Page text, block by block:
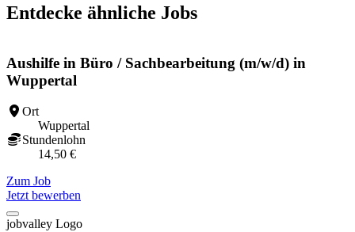
Entdecke ähnliche Jobs
Aushilfe in Büro / Sachbearbeitung (m/w/d) in
Wuppertal
Ort
Wuppertal
Stundenlohn
14,50 €
Zum Job
Jetzt bewerben
jobvalley Logo